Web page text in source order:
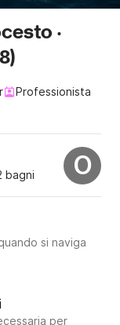
·
Professionista
bagni O
si naviga
per